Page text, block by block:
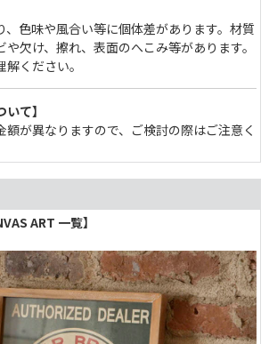
、色味や風合い等に個体差があります。材質
欠け、擦れ、表面のへこみ等があります。
ください。
て】
が異なりますので、ご検討の際はご注意く
ART 一覧】